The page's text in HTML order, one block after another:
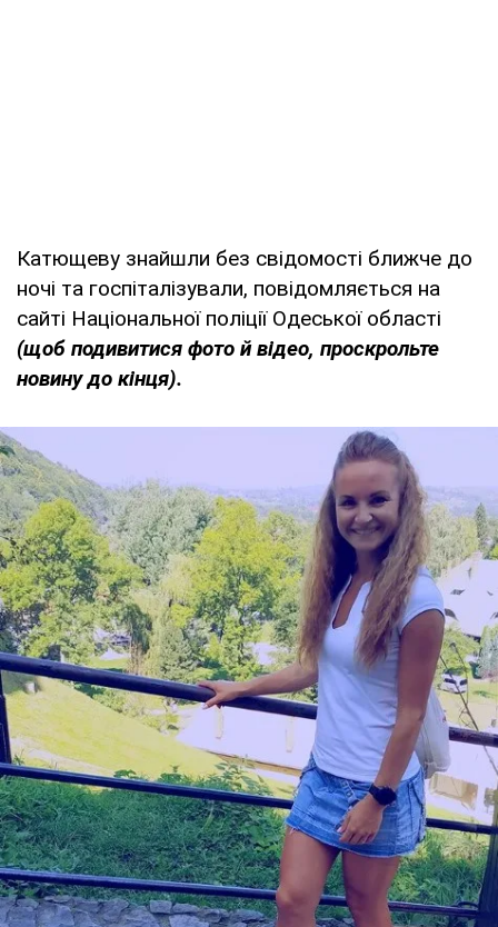
Катющеву знайшли без свідомості ближче до
ночі та госпіталізували, повідомляється на
сайті Національної поліції Одеської області
(щоб подивитися фото й відео, проскрольте
новину до кінця).